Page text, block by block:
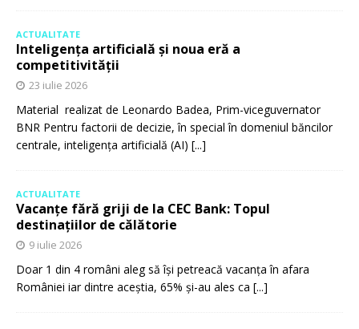
ACTUALITATE
Inteligența artificială și noua eră a
competitivității
23 iulie 2026
Material realizat de Leonardo Badea, Prim-viceguvernator
BNR Pentru factorii de decizie, în special în domeniul băncilor
centrale, inteligența artificială (AI) [...]
ACTUALITATE
Vacanțe fără griji de la CEC Bank: Topul
destinațiilor de călătorie
9 iulie 2026
Doar 1 din 4 români aleg să își petreacă vacanța în afara
României iar dintre aceștia, 65% și-au ales ca [...]